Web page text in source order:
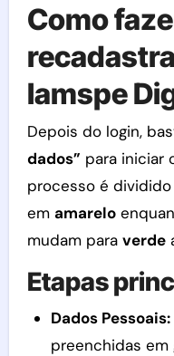
Como
Iamspe
Depois do login,
dados” para iniciar
processo é
em amarelo
mudam para verde
Etapas
Dados Pessoais:
preenchidas em